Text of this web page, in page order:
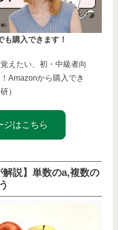
も購入できます！
えたい、初・中級者向
Amazonから購入でき
）
ジはこちら
解説】単数のa,複数の